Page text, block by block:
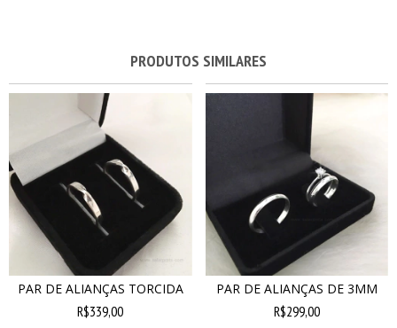
PRODUTOS SIMILARES
PAR DE ALIANÇAS TORCIDA
R$339,00
PAR DE ALIANÇAS DE 3MM
R$299,00